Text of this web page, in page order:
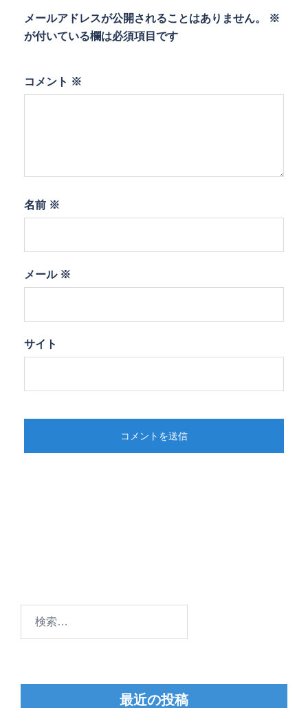
メールアドレスが公開されることはありません。
※
が付いている欄は必須項目です
コメント ※
名前 ※
メール ※
サイト
最近の投稿